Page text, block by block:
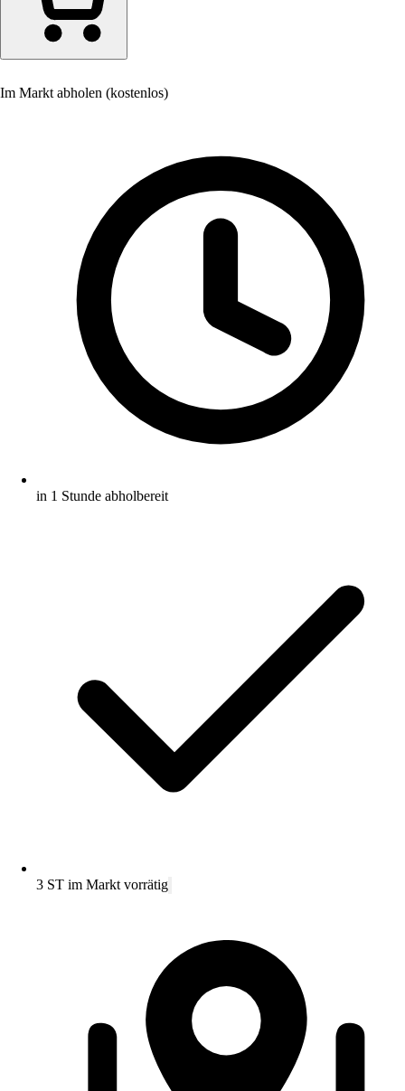
Im Markt abholen (kostenlos)
in 1 Stunde abholbereit
3 ST im Markt vorrätig